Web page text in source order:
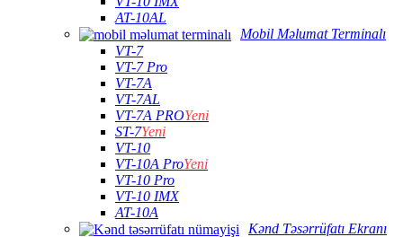
AT-10AL
Mobil Məlumat Terminalı
VT-7
VT-7 Pro
VT-7A
VT-7AL
VT-7A PROYeni
ST-7Yeni
VT-10
VT-10A ProYeni
VT-10 Pro
VT-10 IMX
AT-10A
Kənd Təsərrüfatı Ekranı